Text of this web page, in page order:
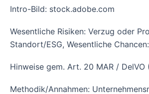
Intro-Bild: stock.adobe.com
Wesentliche Risiken: Verzug oder
Standort/ESG, Wesentliche
Hinweise gem. Art. 20 MAR /
Methodik/Annahmen: